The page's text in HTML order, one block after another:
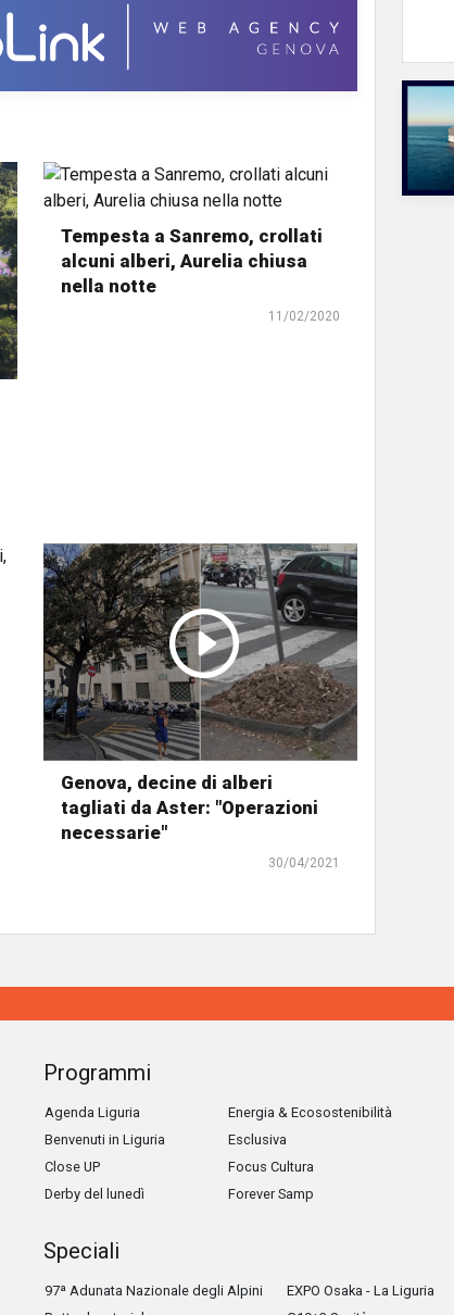
Tempesta a Sanremo, crollati
alcuni alberi, Aurelia chiusa
nella notte
11/02/2020
Genova, decine di alberi
tagliati da Aster: "Operazioni
necessarie"
30/04/2021
Programmi
Agenda Liguria
Benvenuti in Liguria
Close UP
Derby del lunedì
Energia & Ecosostenibilità
Esclusiva
Focus Cultura
Forever Samp
Speciali
97ª Adunata Nazionale degli Alpini
EXPO Osaka - La Liguria